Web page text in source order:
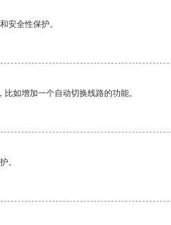
安全性保护。
如增加一个自动切换线路的功能。
。